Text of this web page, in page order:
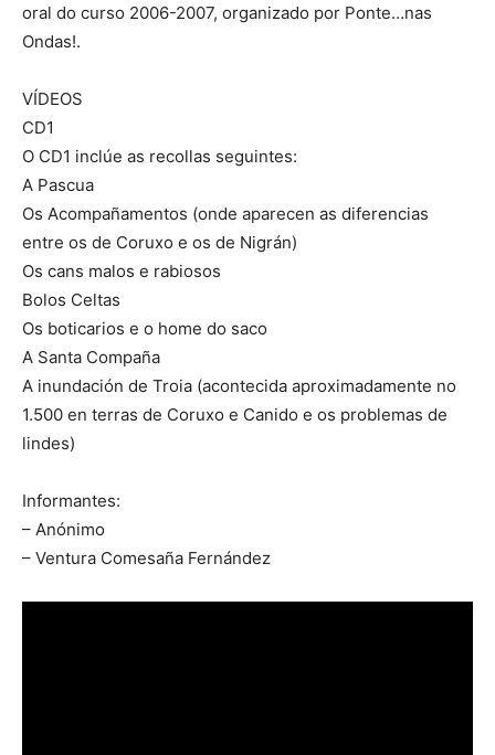
oral do curso 2006-2007, organizado por Ponte…nas
Ondas!.
VÍDEOS
CD1
O CD1 inclúe as recollas seguintes:
A Pascua
Os Acompañamentos (onde aparecen as diferencias
entre os de Coruxo e os de Nigrán)
Os cans malos e rabiosos
Bolos Celtas
Os boticarios e o home do saco
A Santa Compaña
A inundación de Troia (acontecida aproximadamente no
1.500 en terras de Coruxo e Canido e os problemas de
lindes)
Informantes:
– Anónimo
– Ventura Comesaña Fernández